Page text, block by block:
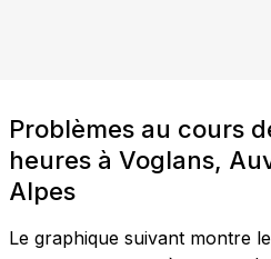
Problèmes au cours
heures à Voglans,
Alpes
Le graphique suivant montre